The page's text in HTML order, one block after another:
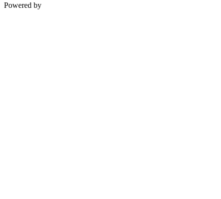
Powered by